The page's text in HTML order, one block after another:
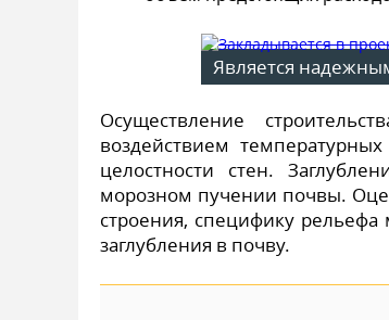
Является
Осуществление
воздействием
целостности стен.
морозном пучении почвы.
строения, специфику
заглубления в почву.